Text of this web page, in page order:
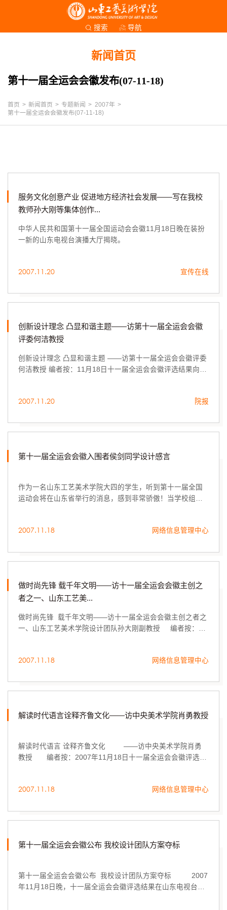
搜索 导航
新闻首页
第十一届全运会会徽发布(07-11-18)
首页 > 新闻首页 > 专题新闻 > 2007年 >
第十一届全运会会徽发布(07-11-18)
服务文化创意产业 促进地方经济社会发展——写在我校
教师孙大刚等集体创作...
中华人民共和国第十一届全国运动会会徽11月18日晚在装扮
一新的山东电视台演播大厅揭晓。
2007.11.20 宣传在线
创新设计理念 凸显和谐主题——访第十一届全运会会徽
评委何洁教授
创新设计理念 凸显和谐主题 ——访第十一届全运会会徽评委
何洁教授 编者按：11月18日十一届全运会会徽评选结果向社
2007.11.20 院报
第十一届全运会会徽入围者侯剑同学设计感言
作为一名山东工艺美术学院大四的学生，听到第十一届全国
运动会将在山东省举行的消息，感到非常骄傲！当学校组织
2007.11.18 网络信息管理中心
做时尚先锋 载千年文明——访十一届全运会会徽主创之
者之一、山东工艺美...
做时尚先锋 载千年文明——访十一届全运会会徽主创之者之
一、山东工艺美术学院设计团队孙大刚副教授 编者按：
2007.11.18 网络信息管理中心
解读时代语言诠释齐鲁文化——访中央美术学院肖勇教授
解读时代语言 诠释齐鲁文化 ——访中央美术学院肖勇
教授 编者按：2007年11月18日十一届全运会会徽评选结
2007.11.18 网络信息管理中心
第十一届全运会会徽公布 我校设计团队方案夺标
第十一届全运会会徽公布 我校设计团队方案夺标 2007
年11月18日晚，十一届全运会会徽评选结果在山东电视台演